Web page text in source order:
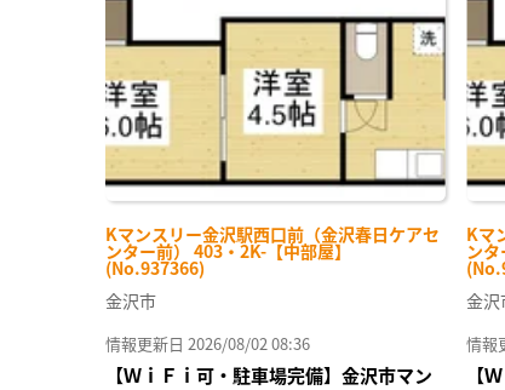
Kマンスリー金沢駅西口前（金沢春日ケアセ
ンター前） 403・2K-【中部屋】
(No.937366)
り登
録
金沢市
情報更新日 2026/08/02 08:36
【ＷｉＦｉ可・駐車場完備】金沢市マン
Kマ
ン
金沢
情報
【